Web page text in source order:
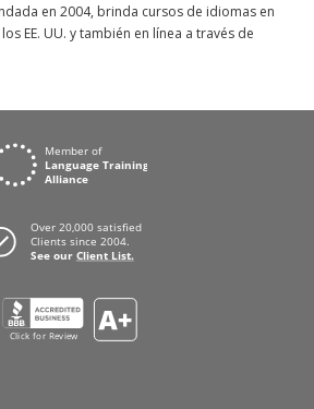
en 2004, brinda cursos de idiomas en
EE. UU. y también en línea a través de